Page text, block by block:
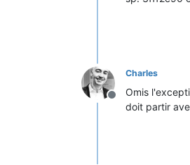
Offline
Charles
Omis
doit partir